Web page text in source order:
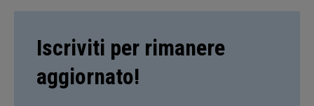
Iscriviti per rimanere
aggiornato!